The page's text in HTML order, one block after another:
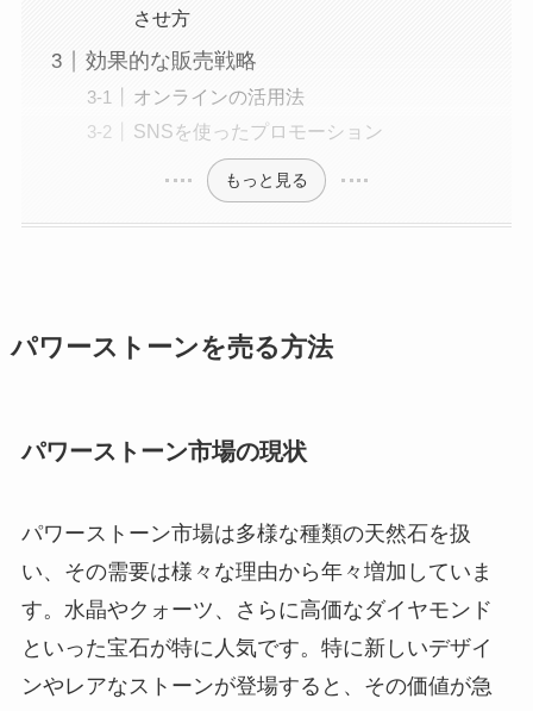
させ方
効果的な販売戦略
オンラインの活用法
SNSを使ったプロモーション
もっと見る
パワーストーンを売る方法
パワーストーン市場の現状
パワーストーン市場は多様な種類の天然石を扱
い、その需要は様々な理由から年々増加していま
す。水晶やクォーツ、さらに高価なダイヤモンド
といった宝石が特に人気です。特に新しいデザイ
ンやレアなストーンが登場すると、その価値が急